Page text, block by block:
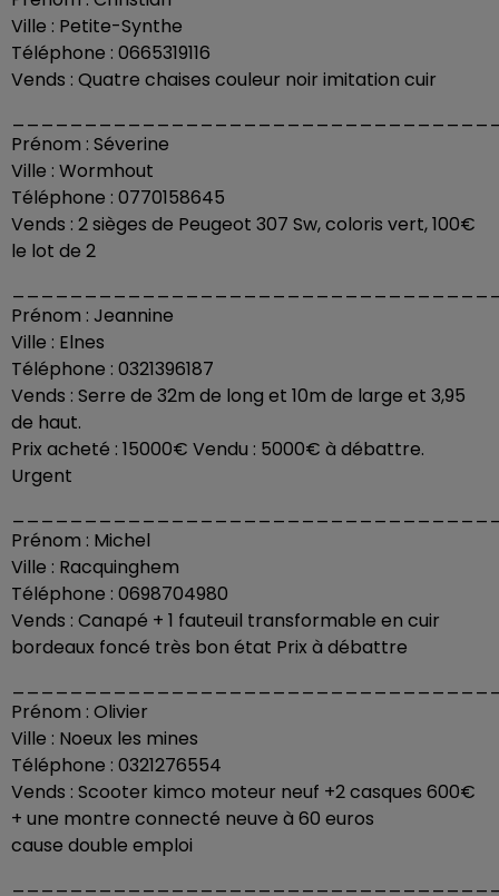
Ville : Petite-Synthe
Téléphone : 0665319116
Vends : Quatre chaises couleur noir imitation cuir
Prénom : Séverine
Ville : Wormhout
Téléphone : 0770158645
Vends : 2 sièges de Peugeot 307 Sw, coloris vert, 100€
le lot de 2
Prénom : Jeannine
Ville : Elnes
Téléphone : 0321396187
Vends : Serre de 32m de long et 10m de large et 3,95
de haut.
Prix acheté : 15000€ Vendu : 5000€ à débattre.
Urgent
Prénom : Michel
Ville : Racquinghem
Téléphone : 0698704980
Vends : Canapé + 1 fauteuil transformable en cuir
bordeaux foncé très bon état Prix à débattre
Prénom : Olivier
Ville : Noeux les mines
Téléphone : 0321276554
Vends : Scooter kimco moteur neuf +2 casques 600€
+ une montre connecté neuve à 60 euros
cause double emploi